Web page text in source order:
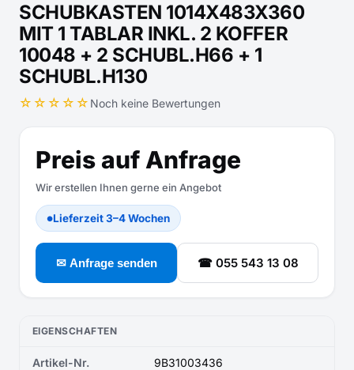
SCHUBKASTEN 1014X483X360
MIT 1 TABLAR INKL. 2 KOFFER
10048 + 2 SCHUBL.H66 + 1
SCHUBL.H130
☆☆☆☆☆ Noch keine Bewertungen
Preis auf Anfrage
Wir erstellen Ihnen gerne ein Angebot
●Lieferzeit 3–4 Wochen
✉ Anfrage senden ☎ 055 543 13 08
EIGENSCHAFTEN
Artikel-Nr. 9B31003436